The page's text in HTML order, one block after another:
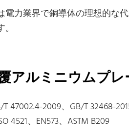
電力業界で銅導体の理想的な
アルミニウムプ
47002.4-2009、GB/T 32468-
4521、EN573、ASTM B209